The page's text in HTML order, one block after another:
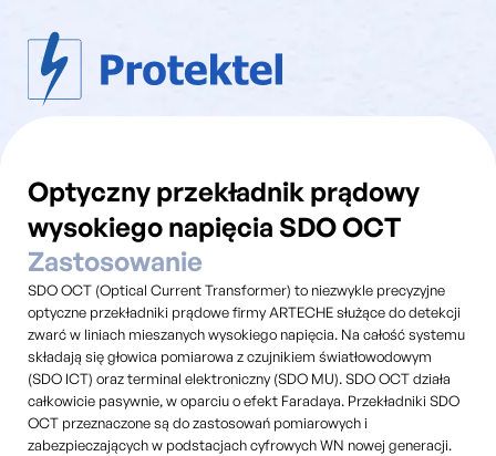
Optyczny przekładnik prądowy
wysokiego napięcia SDO OCT
Zastosowanie
SDO OCT (Optical Current Transformer) to niezwykle precyzyjne
optyczne przekładniki prądowe firmy ARTECHE służące do detekcji
zwarć w liniach mieszanych wysokiego napięcia. Na całość systemu
składają się głowica pomiarowa z czujnikiem światłowodowym
(SDO ICT) oraz terminal elektroniczny (SDO MU). SDO OCT działa
całkowicie pasywnie, w oparciu o efekt Faradaya. Przekładniki SDO
OCT przeznaczone są do zastosowań pomiarowych i
zabezpieczających w podstacjach cyfrowych WN nowej generacji.